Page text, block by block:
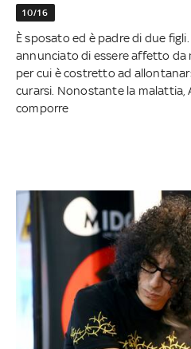
10/16
È sposato ed è padre di due
annunciato di essere affetto da
per cui è costretto ad
curarsi. Nonostante la malattia,
comporre